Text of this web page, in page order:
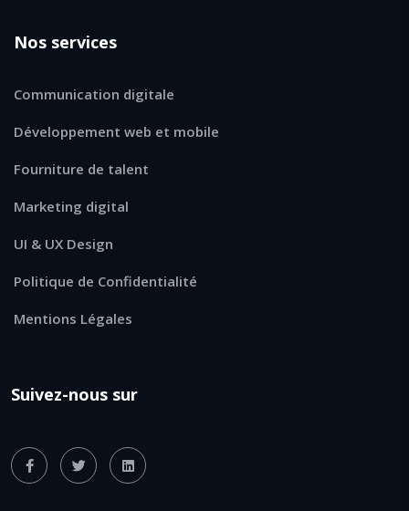
Nos services
Communication digitale
Développement web et mobile
Fourniture de talent
Marketing digital
UI & UX Design
Politique de Confidentialité
Mentions Légales
Suivez-nous sur